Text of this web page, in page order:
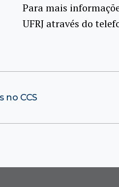
Para mais
UFRJ através do
no CCS